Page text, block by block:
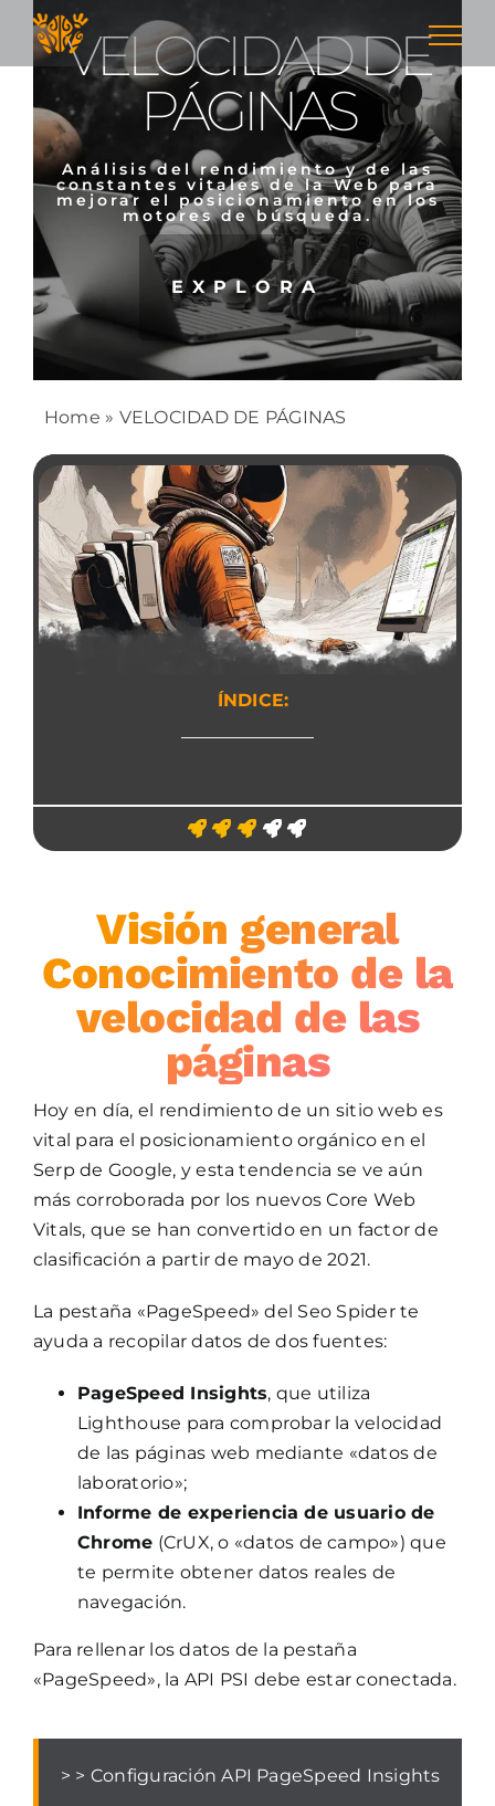
Skip
contentVELOCIDAD DE
PÁGINAS
Análisis del rendimiento y de las
constantes vitales de la Web para
mejorar el posicionamiento en los
motores de búsqueda.
EXPLORA
Home » VELOCIDAD DE PÁGINAS
ÍNDICE:
Visión general
Conocimiento de la
velocidad de las
páginas
Hoy en día, el rendimiento de un sitio web es
vital para el posicionamiento orgánico en el
Serp de Google, y esta tendencia se ve aún
más corroborada por los nuevos Core Web
Vitals, que se han convertido en un factor de
clasificación a partir de mayo de 2021.
La pestaña «PageSpeed» del Seo Spider te
ayuda a recopilar datos de dos fuentes:
PageSpeed Insights, que utiliza
Lighthouse para comprobar la velocidad
de las páginas web mediante «datos de
laboratorio»;
Informe de experiencia de usuario de
Chrome (CrUX, o «datos de campo») que
te permite obtener datos reales de
navegación.
Para rellenar los datos de la pestaña
«PageSpeed», la API PSI debe estar conectada.
> > Configuración API PageSpeed Insights